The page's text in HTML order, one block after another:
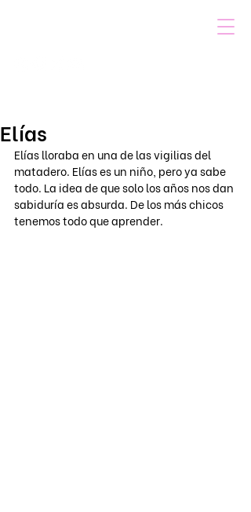
Elías
Elías lloraba en una de las vigilias del
matadero. Elías es un niño, pero ya sabe
todo. La idea de que solo los años nos dan
sabiduría es absurda. De los más chicos
tenemos todo que aprender.